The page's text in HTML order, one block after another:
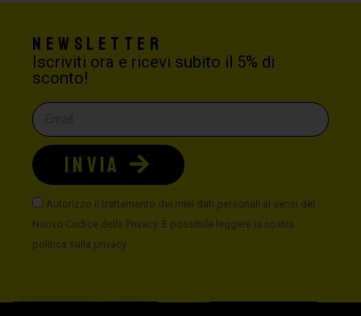
Newsletter
Iscriviti ora e ricevi subito il 5% di
sconto!
Autorizzo il trattamento dei miei dati personali ai sensi del
Nuovo Codice della Privacy. È possibile leggere la nostra
politica sulla privacy
INVIA